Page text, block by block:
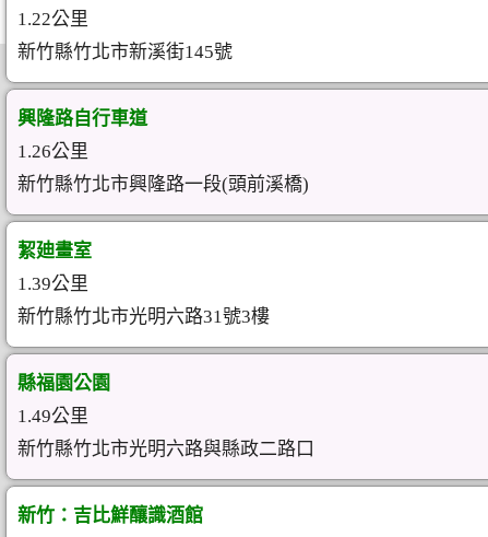
1.22公里
新竹縣竹北市新溪街145號
興隆路自行車道
1.26公里
新竹縣竹北市興隆路一段(頭前溪橋)
絜廸畫室
1.39公里
新竹縣竹北市光明六路31號3樓
縣福園公園
1.49公里
新竹縣竹北市光明六路與縣政二路口
新竹：吉比鮮釀識酒館